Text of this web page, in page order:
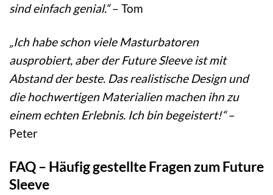
sind einfach genial.“– Tom
„Ich habe schon viele Masturbatoren
ausprobiert, aber der Future Sleeve ist mit
Abstand der beste. Das realistische Design und
die hochwertigen Materialien machen ihn zu
einem echten Erlebnis. Ich bin begeistert!“–
Peter
FAQ – Häufig gestellte Fragen zum Future
Sleeve